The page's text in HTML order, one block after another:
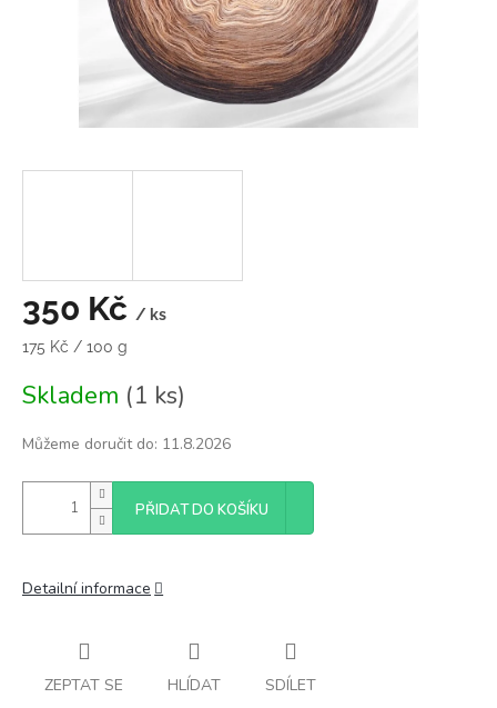
350 Kč / ks
Měrná
175 Kč / 100 g
Skladem (1 ks)
Můžeme doručit do: 11.8.2026
PŘIDAT DO KOŠÍKU
Detailní informace
ZEPTAT SE HLÍDAT SDÍLET